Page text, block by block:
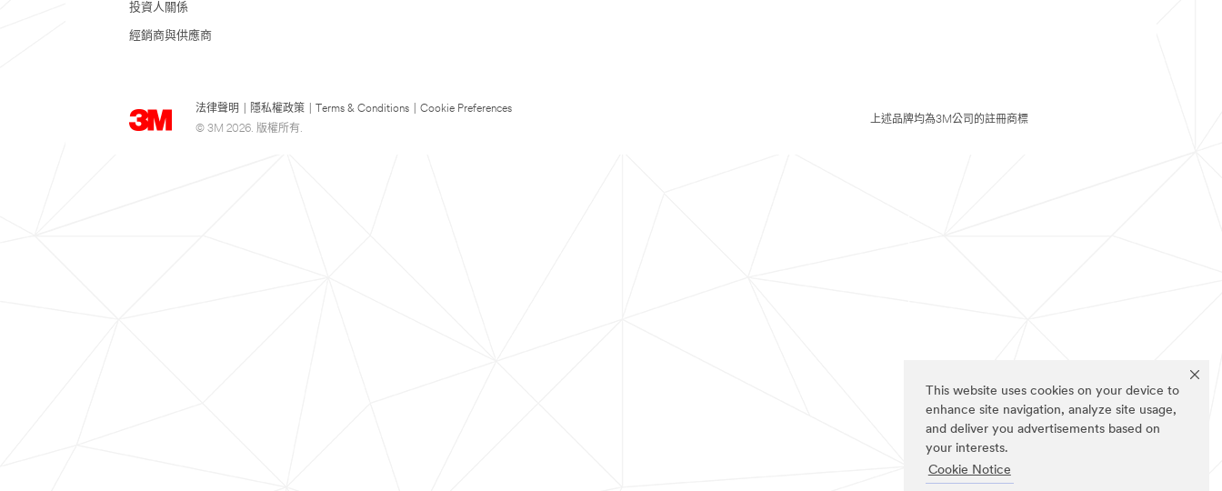
This website uses cookies on your device to
enhance site navigation, analyze site usage,
and deliver you advertisements based on
your interests.
Cookie Notice
投資人關係
經銷商與供應商
法律聲明 隱私權政策 Terms & Conditions
Cookie Preferences
© 3M 2026. 版權所有.
上述品牌均為3M公司的註冊商標